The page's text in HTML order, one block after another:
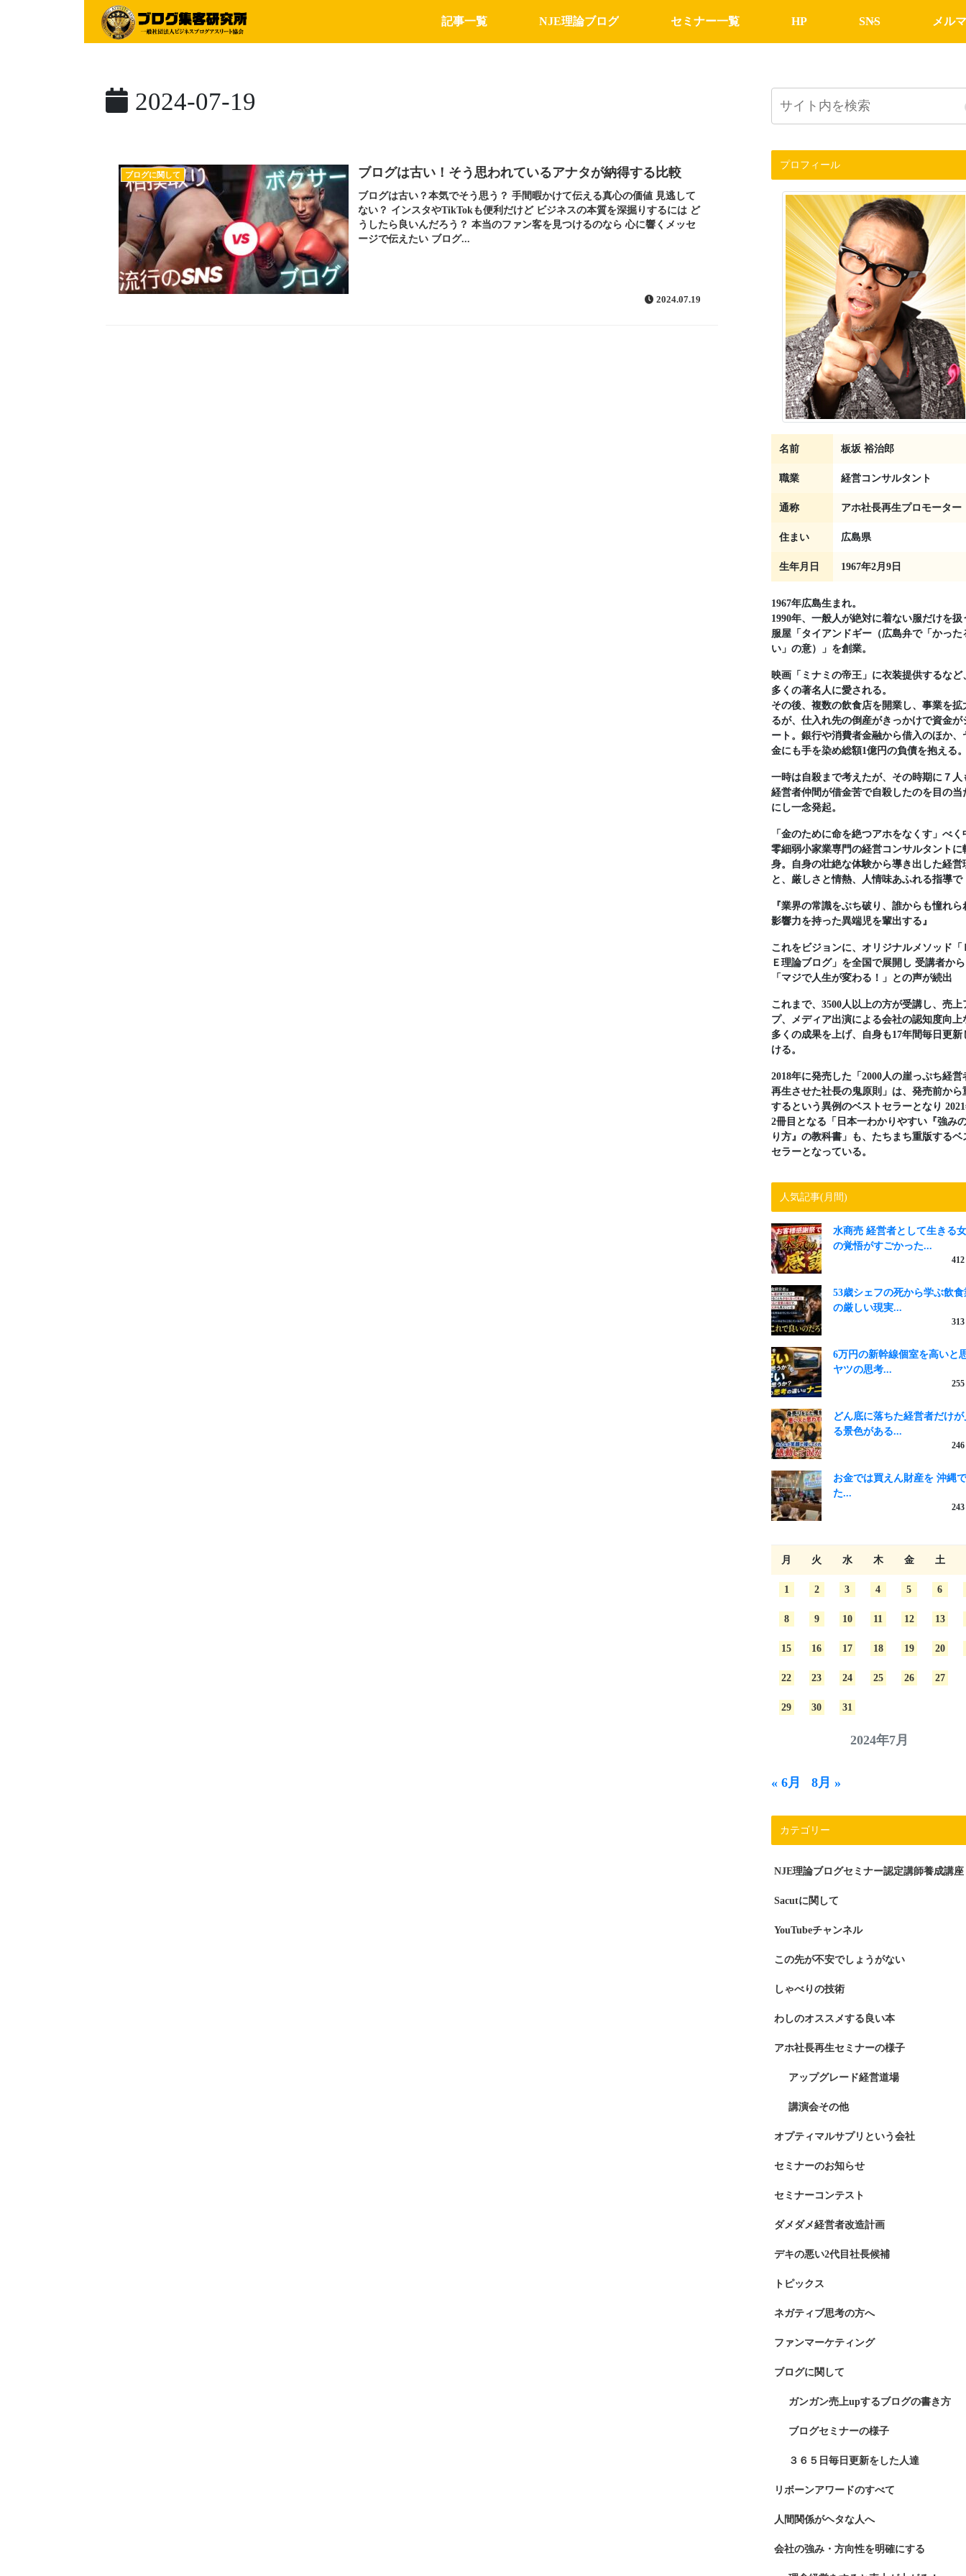
記事一覧 NJE理論ブログ セミナー一覧 HP SNS メル
2024-07-19
ブログに関して ブログは古い！そう思われているアナタが納得する比較
ブログは古い？本気でそう思う？ 手間暇かけて伝える真心の価値 見逃して
ない？ インスタやTikTokも便利だけど ビジネスの本質を深掘りするには ど
うしたら良いんだろう？ 本当のファン客を見つけるのなら 心に響くメッセ
ージで伝えたい ブログ...
2024.07.19
プロフィール
名前 板坂 裕治郎
職業 経営コンサルタント
通称 アホ社長再生プロモーター
住まい 広島県
生年月日 1967年2月9日
1967年広島生まれ。
1990年、一般人が絶対に着ない服だけを扱
服屋「タイアンドギー（広島弁で「かった
い」の意）」を創業。
映画「ミナミの帝王」に衣装提供するなど
多くの著名人に愛される。
その後、複数の飲食店を開業し、事業を拡
るが、仕入れ先の倒産がきっかけで資金が
ート。銀行や消費者金融から借入のほか、
金にも手を染め総額1億円の負債を抱える
一時は自殺まで考えたが、その時期に７人
経営者仲間が借金苦で自殺したのを目の当
にし一念発起。
「金のために命を絶つアホをなくす」べく
零細弱小家業専門の経営コンサルタントに
身。自身の壮絶な体験から導き出した経営
と、厳しさと情熱、人情味あふれる指導で
『業界の常識をぶち破り、誰からも憧れら
影響力を持った異端児を輩出する』
これをビジョンに、オリジナルメソッド「
Ｅ理論ブログ」を全国で展開し 受講者か
「マジで人生が変わる！」との声が続出
これまで、3500人以上の方が受講し、売上
プ、メディア出演による会社の認知度向上
多くの成果を上げ、自身も17年間毎日更新
ける。
2018年に発売した「2000人の崖っぷち経営
再生させた社長の鬼原則」は、発売前から
するという異例のベストセラーとなり
2冊目となる「日本一わかりやすい『強み
り方』の教科書」も、たちまち重版するベ
セラーとなっている。
人気記事(月間)
水商売 経営者として生きる
の覚悟がすごかった...
53歳シェフの死から学ぶ飲食
の厳しい現実...
6万円の新幹線個室を高いと
ヤツの思考...
どん底に落ちた経営者だけが
る景色がある...
お金では買えん財産を 沖縄
た...
2024年7月
月 火 水 木 金 土
1 2 3 4 5 6
8 9 10 11 12 13
15 16 17 18 19 20
22 23 24 25 26 27
29 30 31
« 6月 8月 »
カテゴリー
NJE理論ブログセミナー認定講師養成講座
Sacutに関して
YouTubeチャンネル
この先が不安でしょうがない
しゃべりの技術
わしのオススメする良い本
アホ社長再生セミナーの様子
アップグレード経営道場
講演会その他
オプティマルサプリという会社
セミナーのお知らせ
セミナーコンテスト
ダメダメ経営者改造計画
デキの悪い2代目社長候補
トピックス
ネガティブ思考の方へ
ファンマーケティング
ブログに関して
ガンガン売上upするブログの書き方
ブログセミナーの様子
３６５日毎日更新をした人達
リボーンアワードのすべて
人間関係がヘタな人へ
会社の強み・方向性を明確にする